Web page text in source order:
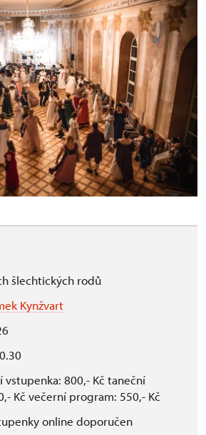
šlechtických rodů
Kynžvart
vstupenka: 800,- Kč taneční
Kč večerní program: 550,- Kč
online doporučen